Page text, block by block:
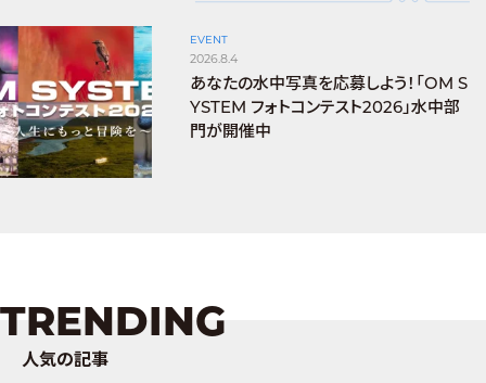
EVENT
2026.8.4
あなたの水中写真を応募しよう！「OM S
YSTEM フォトコンテスト2026」水中部
門が開催中
TRENDING
人気の記事